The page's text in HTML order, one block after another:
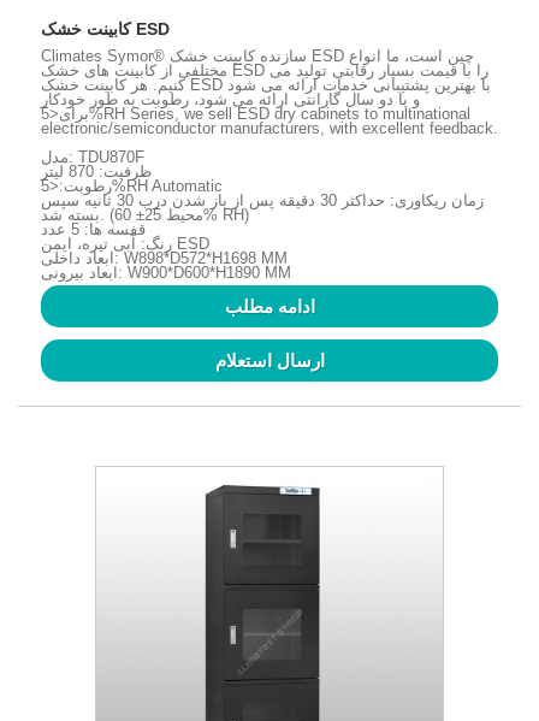
کابینت خشک ESD
Climates Symor® سازنده کابینت خشک ESD چین است، ما انواع
مختلفی از کابینت های خشک ESD را با قیمت بسیار رقابتی تولید می
کنیم. هر کابینت خشک ESD با بهترین پشتیبانی خدمات ارائه می شود
و با دو سال گارانتی ارائه می شود، رطوبت به طور خودکار
برای<5%RH Series, we sell ESD dry cabinets to multinational
electronic/semiconductor manufacturers, with excellent feedback.
مدل: TDU870F
ظرفیت: 870 لیتر
رطوبت:<5%RH Automatic
زمان ریکاوری: حداکثر 30 دقیقه پس از باز شدن درب 30 ثانیه سپس
بسته شد. (محیط 25± 60% RH)
قفسه ها: 5 عدد
رنگ: آبی تیره، ایمن ESD
ابعاد داخلی: W898*D572*H1698 MM
ابعاد بیرونی: W900*D600*H1890 MM
ادامه مطلب
ارسال استعلام